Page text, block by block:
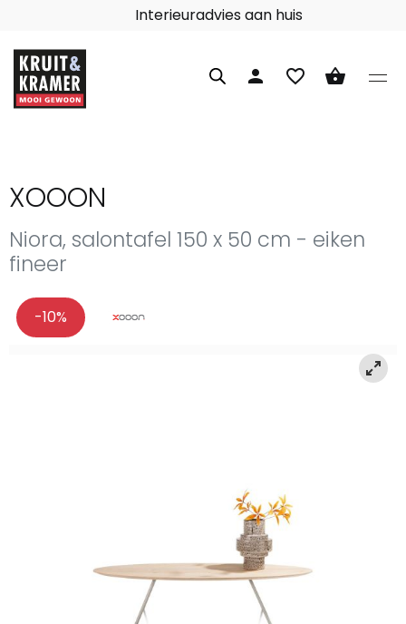
Interieuradvies aan huis
person favorite_border shopping_basket
XOOON
Niora, salontafel 150 x 50 cm - eiken
fineer
-10%